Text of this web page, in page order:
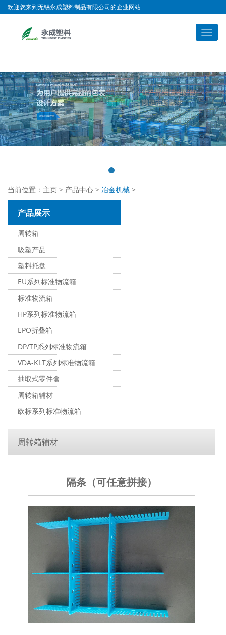
欢迎您来到无锡永成塑料制品有限公司的企业网站
当前位置： 主页 > 产品中心 > 冶金机械 >
产品展示
周转箱
吸塑产品
塑料托盘
EU系列标准物流箱
标准物流箱
HP系列标准物流箱
EPO折叠箱
DP/TP系列标准物流箱
VDA-KLT系列标准物流箱
抽取式零件盒
周转箱辅材
欧标系列标准物流箱
周转箱辅材
隔条（可任意拼接）